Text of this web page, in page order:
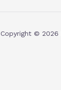
Copyright © 2026